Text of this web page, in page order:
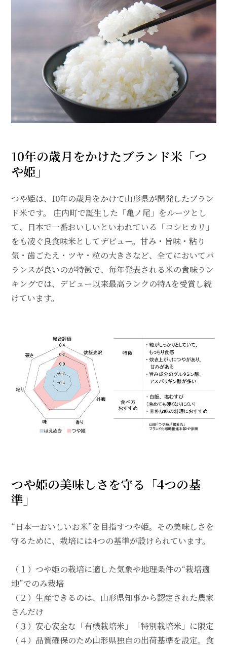
10年の歳月をかけたブランド米「つ
や姫」
つや姫は、10年の歳月をかけて山形県が開発したブラン
ド米です。 庄内町で誕生した「亀ノ尾」をルーツとし
て、日本で一番おいしいといわれている「コシヒカリ」
をも凌ぐ良食味米としてデビュー。甘み・旨味・粘り
気・歯ごたえ・ツヤ・粒の大きさなど、全てにおいてバ
ランスが良いのが特徴で、毎年発表される米の食味ラン
キングでは、デビュー以来最高ランクの特Aを受賞し続
けています。
つや姫の美味しさを守る「4つの基
準」
“日本一おいしいお米”を目指すつや姫。その美味しさを
守るために、栽培には4つの基準が設けられています。
（１）つや姫の栽培に適した気象や地理条件の“栽培適
地”でのみ栽培
（２）生産できるのは、山形県知事から認定された農家
さんだけ
（３）安心安全な「有機栽培米」「特別栽培米」に限定
（４）品質確保のため山形県独自の出荷基準を設定。食